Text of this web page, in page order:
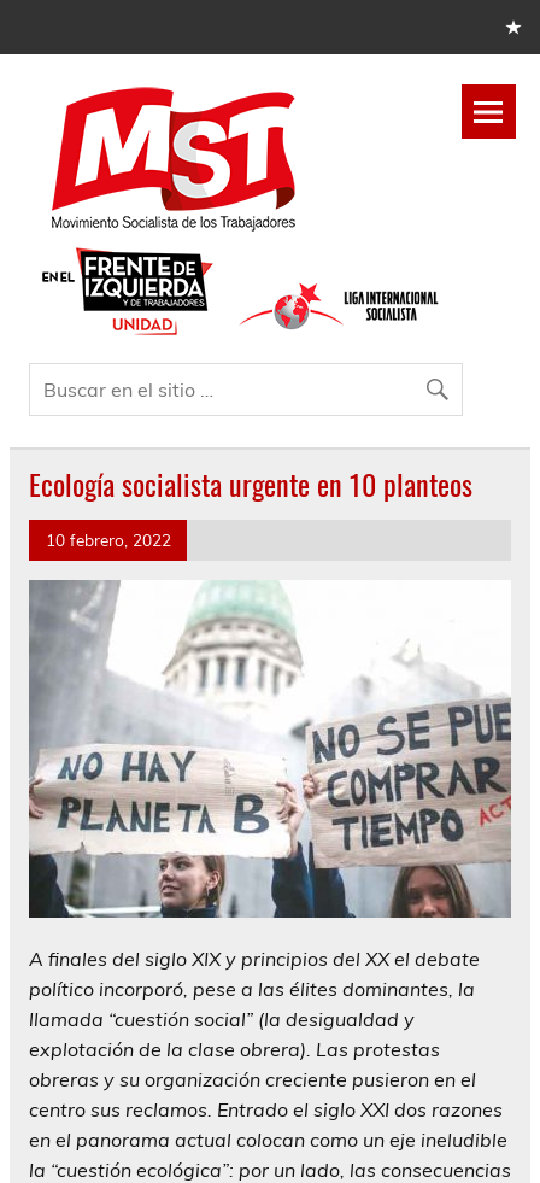
Ecología socialista urgente en 10 planteos
10 febrero, 2022
A finales del siglo XIX y principios del XX el debate
político incorporó, pese a las élites dominantes, la
llamada “cuestión social” (la desigualdad y
explotación de la clase obrera). Las protestas
obreras y su organización creciente pusieron en el
centro sus reclamos. Entrado el siglo XXI dos razones
en el panorama actual colocan como un eje ineludible
la “cuestión ecológica”: por un lado, las consecuencias